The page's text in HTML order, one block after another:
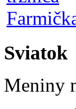
Sviatok
Meniny